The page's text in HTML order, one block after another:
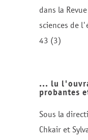
dans la
sciences de
43 (3)
... lu
probantes
Sous la
Chkair et